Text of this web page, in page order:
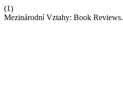
(1)
Mezinárodní Vztahy: Book Reviews.